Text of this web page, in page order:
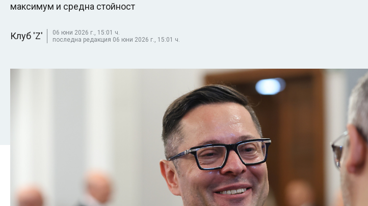
максимум и средна стойност
Клуб 'Z'
06 юни 2026 г., 15:01 ч.
последна редакция 06 юни 2026 г., 15:01 ч.